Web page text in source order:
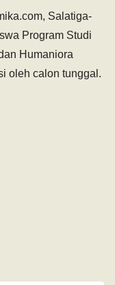
Salatiga-
Program Studi
Humaniora
oleh calon tunggal.